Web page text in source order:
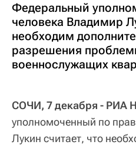
Федеральный
человека Владимир
необходим
разрешения
военнослужащих
СОЧИ, 7 декабря - РИА
уполномоченный по
Лукин считает, что